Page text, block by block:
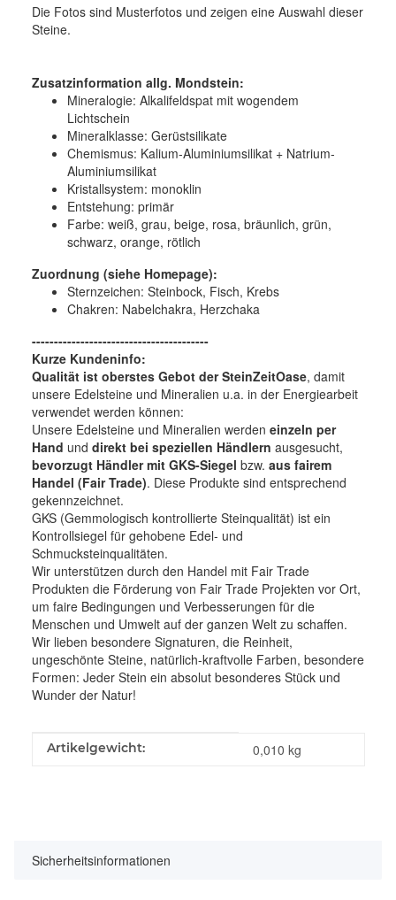
Die Fotos sind Musterfotos und zeigen eine Auswahl dieser
Steine.
Zusatzinformation allg. Mondstein:
Mineralogie: Alkalifeldspat mit wogendem
Lichtschein
Mineralklasse: Gerüstsilikate
Chemismus: Kalium-Aluminiumsilikat + Natrium-
Aluminiumsilikat
Kristallsystem: monoklin
Entstehung: primär
Farbe: weiß, grau, beige, rosa, bräunlich, grün,
schwarz, orange, rötlich
Zuordnung (siehe Homepage):
Sternzeichen: Steinbock, Fisch, Krebs
Chakren: Nabelchakra, Herzchaka
----------------------------------------
Kurze Kundeninfo:
Qualität ist oberstes Gebot der SteinZeitOase, damit
unsere Edelsteine und Mineralien u.a. in der Energiearbeit
verwendet werden können:
Unsere Edelsteine und Mineralien werden einzeln per
Hand und direkt bei speziellen Händlern ausgesucht,
bevorzugt Händler mit GKS-Siegel bzw. aus fairem
Handel (Fair Trade). Diese Produkte sind entsprechend
gekennzeichnet.
GKS (Gemmologisch kontrollierte Steinqualität) ist ein
Kontrollsiegel für gehobene Edel- und
Schmucksteinqualitäten.
Wir unterstützen durch den Handel mit Fair Trade
Produkten die Förderung von Fair Trade Projekten vor Ort,
um faire Bedingungen und Verbesserungen für die
Menschen und Umwelt auf der ganzen Welt zu schaffen.
Wir lieben besondere Signaturen, die Reinheit,
ungeschönte Steine, natürlich-kraftvolle Farben, besondere
Formen: Jeder Stein ein absolut besonderes Stück und
Wunder der Natur!
Produkteigenschaft
Wert
Artikelgewicht: 0,010 kg
Sicherheitsinformationen